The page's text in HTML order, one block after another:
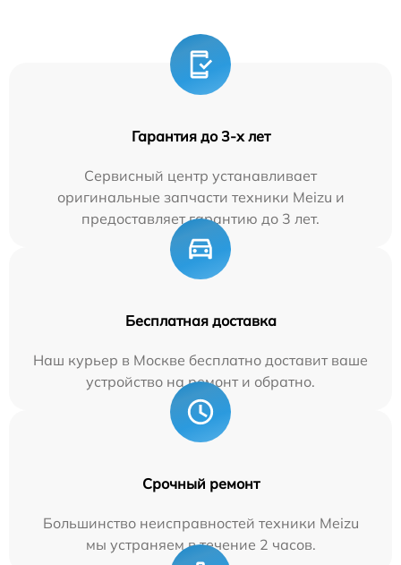
Гарантия до 3-х лет
Сервисный центр устанавливает
оригинальные запчасти техники Meizu и
предоставляет гарантию до 3 лет.
Бесплатная доставка
Наш курьер в Москве бесплатно доставит ваше
устройство на ремонт и обратно.
Срочный ремонт
Большинство неисправностей техники Meizu
мы устраняем в течение 2 часов.